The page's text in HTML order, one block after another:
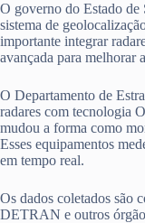
O governo do Estado
sistema de
importante integrar
avançada para melhorar
O Departamento de
radares com tecnologia
mudou a forma como
Esses equipamentos
em tempo real.
Os dados coletados são
DETRAN e outros